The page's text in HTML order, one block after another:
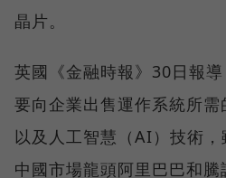
晶片。
英國《金融時報》30日報
要向企業出售運作系統所需
以及人工智慧（AI）技術
中國市場龍頭阿里巴巴和